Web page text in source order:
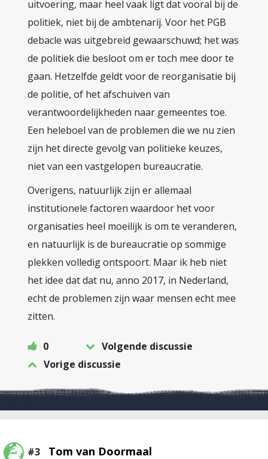
uitvoering, maar heel vaak ligt dat vooral bij de
politiek, niet bij de ambtenarij. Voor het PGB
debacle was uitgebreid gewaarschuwd; het was
de politiek die besloot om er toch mee door te
gaan. Hetzelfde geldt voor de reorganisatie bij
de politie, of het afschuiven van
verantwoordelijkheden naar gemeentes toe.
Een heleboel van de problemen die we nu zien
zijn het directe gevolg van politieke keuzes,
niet van een vastgelopen bureaucratie.
Overigens, natuurlijk zijn er allemaal
institutionele factoren waardoor het voor
organisaties heel moeilijk is om te veranderen,
en natuurlijk is de bureaucratie op sommige
plekken volledig ontspoort. Maar ik heb niet
het idee dat dat nu, anno 2017, in Nederland,
echt de problemen zijn waar mensen echt mee
zitten.
0
Volgende discussie
Vorige discussie
#3 Tom van Doormaal